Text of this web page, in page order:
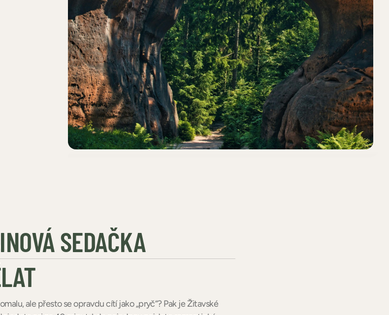
SEDAČKA
ale přesto se opravdu cítí jako „pryč“? Pak je Žitavské